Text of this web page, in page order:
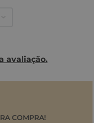
avaliação.
COMPRA!